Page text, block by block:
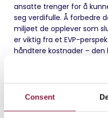
Consent
ansatte trenger for å
seg verdifulle. Å forbedre
miljøet de opplever som
er viktig fra et EVP-
håndtere kostnader –
brukerstøtte er den som
Andre vanlige